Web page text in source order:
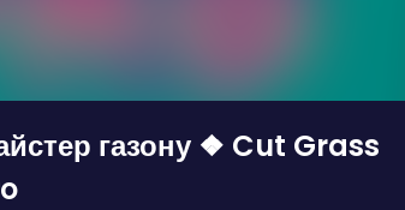
газону ❖ Cut Grass